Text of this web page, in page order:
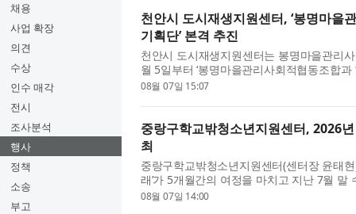
채용
사업 확장
의견
수상
인수 매각
전시
조사분석
행사
정책
소송
부고
천안시 도시재생지원센터, ‘봉명마을
기획단’ 본격 추진
천안시 도시재생지원센터는 봉명마을관리
월 5일부터 ‘봉명마을관리사회적협동조합
시작했다고 밝혔다. 이번 대학생 축...
08월 07일 15:07
중랑구학교밖청소년지원센터, 2026
최
중랑구학교밖청소년지원센터(센터장 윤태
래’가 5개월간의 여정을 마치고 지난 7월
을 수료하고 바리스타 자격증을 취득...
08월 07일 14:00